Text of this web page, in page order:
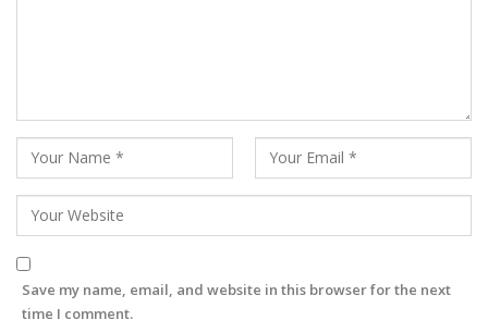
Save my name, email, and website in this browser for the next
time I comment.